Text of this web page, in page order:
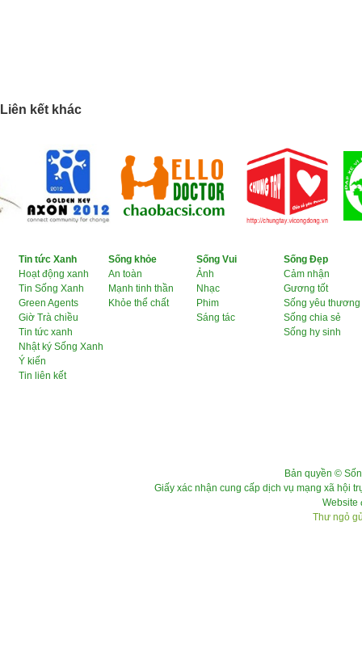
Liên kết khác
Tin tức Xanh
Hoạt động xanh
Tin Sống Xanh
Green Agents
Giờ Trà chiều
Tin tức xanh
Nhật ký Sống Xanh
Ý kiến
Tin liên kết
Sống khỏe
An toàn
Mạnh tinh thần
Khỏe thể chất
Sống Vui
Ảnh
Nhạc
Phim
Sáng tác
Sống Đẹp
Cảm nhận
Gương tốt
Sống yêu thương
Sống chia sẻ
Sống hy sinh
Bản quyền ©
Giấy xác nhận cung cấp dịch vụ mạng xã hội
Website
Thư ngỏ